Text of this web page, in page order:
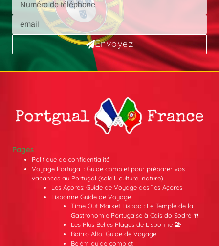
Envoyez
Pages
Politique de confidentialité
Voyage Portugal : Guide complet pour préparer vos
vacances au Portugal (soleil, culture, nature)
Les Açores: Guide de Voyage des îles Açores
Lisbonne Guide de Voyage
Time Out Market Lisboa : Le Temple de la
Gastronomie Portugaise à Cais do Sodré 🍴
Les Plus Belles Plages de Lisbonne 🏖️
Bairro Alto, Guide de Voyage
Belém guide complet